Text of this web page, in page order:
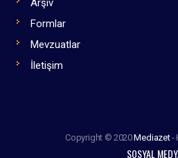
Arşiv
Formlar
Mevzuatlar
İletişim
Copyright © 2020Mediazet-
SOSYAL